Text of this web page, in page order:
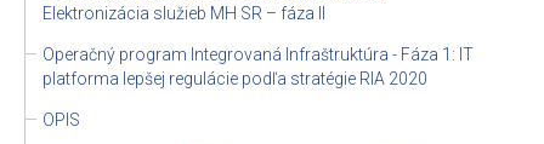
Elektronizácia služieb MH SR – fáza II
Operačný program Integrovaná Infraštruktúra - Fáza 1: IT
platforma lepšej regulácie podľa stratégie RIA 2020
OPIS